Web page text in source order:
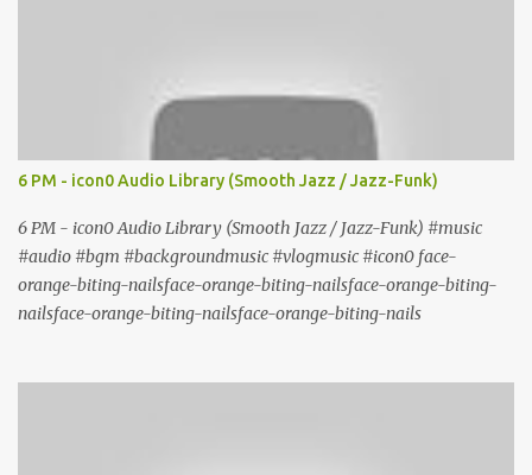
6 PM - icon0 Audio Library (Smooth Jazz / Jazz-Funk)
6 PM - icon0 Audio Library (Smooth Jazz / Jazz-Funk) #music
#audio #bgm #backgroundmusic #vlogmusic #icon0 face-
orange-biting-nailsface-orange-biting-nailsface-orange-biting-
nailsface-orange-biting-nailsface-orange-biting-nails